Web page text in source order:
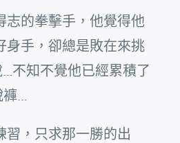
志的拳擊手，他覺得他
身手，卻總是敗在來挑
不知不覺他已經累積了
…
習，只求那一勝的出